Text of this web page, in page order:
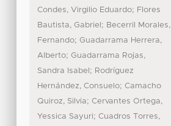
Condes, Virgilio Eduardo; Flores
Bautista, Gabriel ; Becerril Morales,
Fernando; Guadarrama Herrera,
Alberto; Guadarrama Rojas,
Sandra Isabel ; Rodríguez
Hernández, Consuelo; Camacho
Quiroz, Silvia; Cervantes Ortega,
Yessica Sayuri; Cuadros Torres,